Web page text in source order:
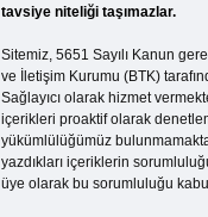
tavsiye niteliği taşımazlar.
Sitemiz, 5651 Sayılı Kanun
ve İletişim Kurumu (BTK)
Sağlayıcı olarak hizmet
içerikleri proaktif olarak
yükümlülüğümüz
yazdıkları içeriklerin
üye olarak bu sorumluluğu